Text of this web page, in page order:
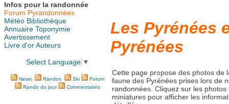
Infos pour la randonnée
Forum Pyrandonnées
Météo Bibliothèque
Annuaire Toponymie
Avertissement
Livre d'orAuteurs
Select Language ▼
News Randos Ski
Forum
Rando du jour
Commentaires
Les Pyrénées
Pyrénées
Cette page propose des photos de
faune des Pyrénées prises lors de
randonnées. Cliquez sur les photos
miniatures pour afficher les